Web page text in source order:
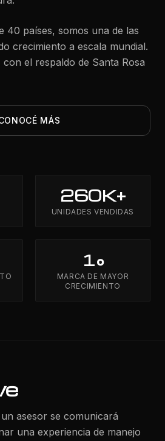
40 países, somos una de las
crecimiento a escala mundial.
el respaldo de Santa Rosa
MÁS
260K+
UNIDADES VENDIDAS
1°
MARCA DE MAYOR
CRECIMIENTO
asesor se comunicará
una experiencia de manejo